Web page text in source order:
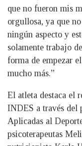
que no fueron mis
orgullosa, ya que
ningún aspecto y
solamente trabajo
forma de empezar
mucho más.”
El atleta destaca el
INDES a través del
Aplicadas al
psicoterapeutas